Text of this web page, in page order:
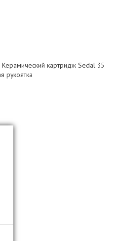
Керамический картридж Sedal 35
рукоятка